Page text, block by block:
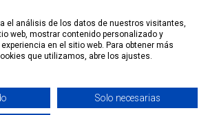
el análisis de los datos de nuestros visitantes,
web, mostrar contenido personalizado y
en el sitio web. Para obtener más
que utilizamos, abre los ajustes.
Solo necesarias